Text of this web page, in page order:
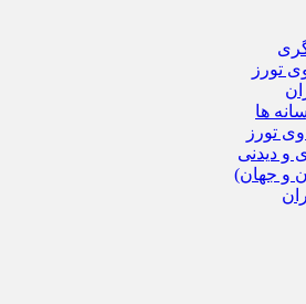
تورز
ها
تورز
و دیدنی
و جهان)